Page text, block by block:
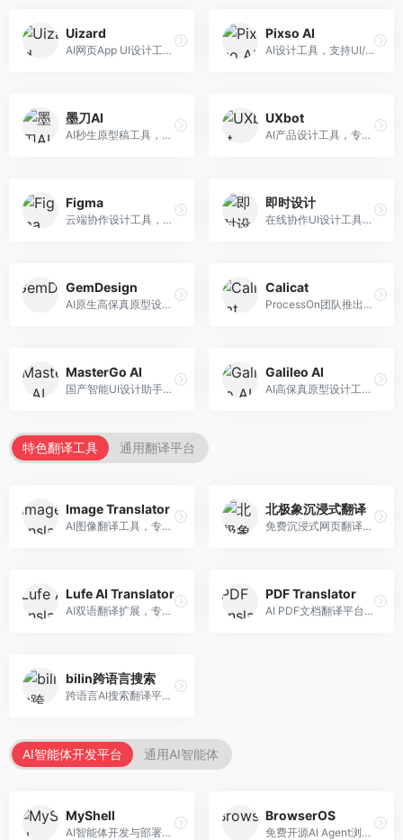
Uizard
AI网页App UI设计工具，专注于快速界面生成。面向产品经理和设计师，提供线框图转UI、界面生成、设计优化等服务，设计速度快。
Pixso AI
AI设计工具，支持UI/UX设计全流程。面向设计师和产品团队，提供界面生成、设计优化、协作评审等服务，国产替代方案，团队协作便捷。
墨刀AI
AI秒生原型稿工具，专注于快速原型设计。面向产品经理和设计师，提供原型生成、交互设计、团队协作等服务，原型制作效率高。
UXbot
AI产品设计工具，专注于用户体验优化。面向UX设计师，提供用户研究、设计建议、可用性测试等服务，UX设计支持完善。
Figma
云端协作设计工具，整合AI设计辅助功能。面向UI/UX设计师和产品团队，提供界面设计、原型制作、团队协作等服务，协作功能强大，是UI设计领域的标杆产品。
即时设计
在线协作UI设计工具，整合AI设计功能。面向设计师和产品团队，提供界面设计、原型制作、设计资源库等服务，国产协作设计平台。
GemDesign
AI原生高保真原型设计工具，专注于智能设计生成。面向设计师，提供界面生成、设计优化、原型制作等服务，设计自动化程度高。
Calicat
ProcessOn团队推出的产设研协作平台，整合设计与协作功能。面向产品团队，提供设计协作、文档管理、团队沟通等服务，产研协作便捷。
MasterGo AI
国产智能UI设计助手，专注于界面设计自动化。面向UI设计师，提供界面生成、组件设计、设计系统构建等服务，中文用户适配性好。
Galileo AI
AI高保真原型设计工具，专注于UI界面生成。面向设计师和产品团队，提供界面生成、交互设计、设计优化等服务，界面质量高。
特色翻译工具 通用翻译平台
Image Translator
AI图像翻译工具，专注于图片文字翻译。面向设计师和电商从业者，提供图片文字识别、翻译、替换等服务，图像翻译效果好。
北极象沉浸式翻译
免费沉浸式网页翻译工具，专注于阅读体验。面向普通用户，提供网页双语翻译、文档翻译等服务，免费使用，翻译质量高。
Lufe AI Translator
AI双语翻译扩展，专注于浏览器翻译场景。面向外语内容阅读者，提供网页双语翻译、划词翻译等服务，浏览器集成便捷。
PDF Translator
AI PDF文档翻译平台，专注于文档本地化。面向商务人士，提供PDF翻译、格式保留、批量处理等服务，文档翻译专业。
bilin跨语言搜索
跨语言AI搜索翻译平台，专注于信息获取。面向研究者和内容创作者，提供跨语言搜索、内容翻译、信息整合等服务，跨语言检索能力强。
AI智能体开发平台 通用AI智能体
MyShell
AI智能体开发与部署平台，专注于语音交互智能体。面向开发者，提供语音智能体创建、部署服务、社区分享等功能，语音交互能力强。
BrowserOS
免费开源AI Agent浏览器，专注于浏览器自动化。面向开发者，提供浏览器控制、任务自动化、API接口等服务，开源免费。